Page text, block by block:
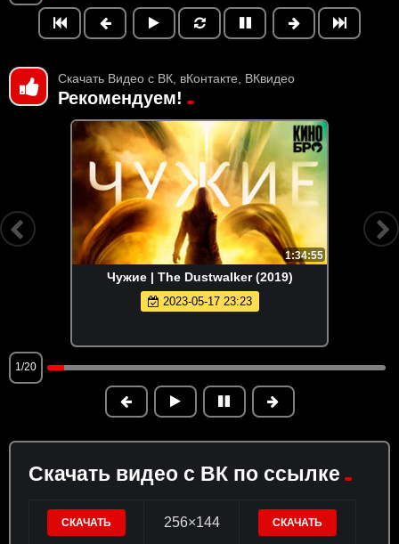
Скачать Видео с ВК, вКонтакте, ВКвидео
Рекомендуем!
1:34:55
Чужие | The Dustwalker (2019)
2023-05-17 23:23
1/20
Скачать видео с ВК по ссылке
СКАЧАТЬ 256×144 СКАЧАТЬ